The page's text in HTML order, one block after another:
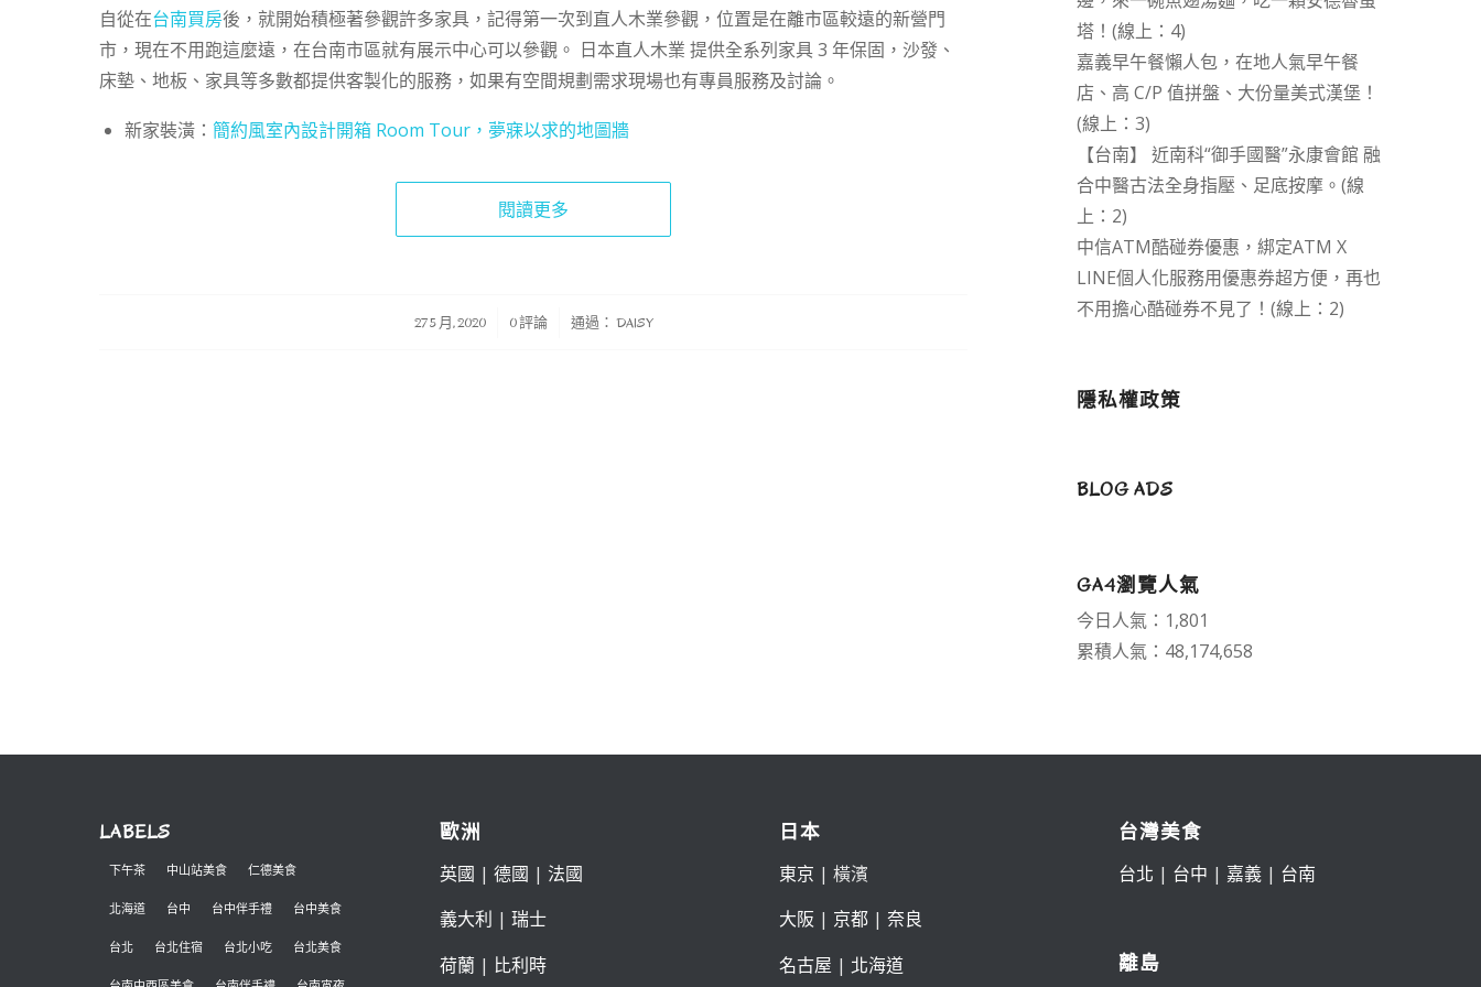
自從在台南買房後，就開始積極著參觀許多家具，記得第一次到直人木業參觀，位置是在離市區較遠的新營門
市，現在不用跑這麼遠，在台南市區就有展示中心可以參觀。 日本直人木業 提供全系列家具 3 年保固，沙發、
床墊、地板、家具等多數都提供客製化的服務，如果有空間規劃需求現場也有專員服務及討論。
新家裝潢：簡約風室內設計開箱 Room Tour，夢寐以求的地圖牆
閱讀更多
27 5 月, 2020
/ 0 評論 通過： DAISY
塔！(線上：4)
嘉義早午餐懶人包，在地人氣早午餐
店、高 C/P 值拼盤、大份量美式漢堡！
(線上：3)
【台南】 近南科“御手國醫”永康會館 融
合中醫古法全身指壓、足底按摩。(線
上：2)
中信ATM酷碰券優惠，綁定ATM X
LINE個人化服務用優惠券超方便，再也
不用擔心酷碰券不見了！(線上：2)
隱私權政策
BLOG ADS
GA4瀏覽人氣
今日人氣：1,801
累積人氣：48,174,658
LABELS
下午茶 中山站美食 仁德美食
北海道 台中 台中伴手禮 台中美食
台北 台北住宿 台北小吃 台北美食
歐洲
英國 | 德國 | 法國
義大利 | 瑞士
荷蘭| 比利時
日本
東京 | 橫濱
大阪 | 京都| 奈良
名古屋 | 北海道
台灣美食
台北 | 台中 | 嘉義 | 台南
離島